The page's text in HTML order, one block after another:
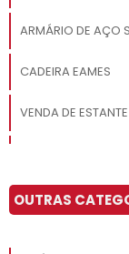
ARMÁRIO DE AÇO
CADEIRA EAMES
VENDA DE
ROUPEIRO DE AÇO
OUTRAS